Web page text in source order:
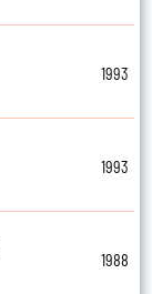
1993
1993
1988